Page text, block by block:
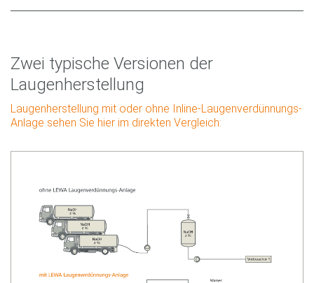
Zwei typische Versionen der
Laugenherstellung
Laugenherstellung mit oder ohne Inline-Laugenverdünnungs-
Anlage sehen Sie hier im direkten Vergleich: